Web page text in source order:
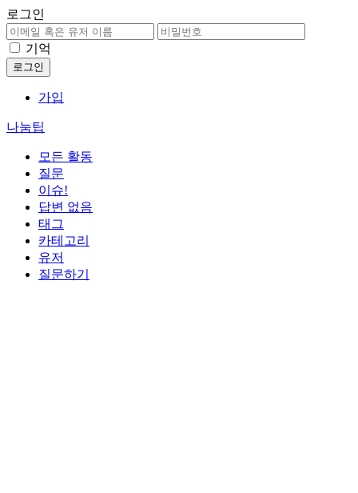
로그인
기억
가입
나눔팁
모든 활동
질문
이슈!
답변 없음
태그
카테고리
유저
질문하기